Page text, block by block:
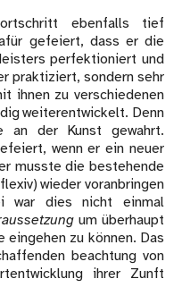
ebenfalls tief
gefeiert, dass er die
perfektioniert und
praktiziert, sondern sehr
ihnen zu verschiedenen
weiterentwickelt. Denn
an der Kunst gewahrt.
wenn er ein neuer
musste die bestehende
wieder voranbringen
war dies nicht einmal
um überhaupt
zu können. Das
beachtung von
ihrer Zunft